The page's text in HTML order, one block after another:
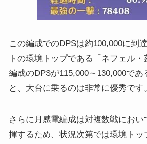
この編成でのDPSは約100,000に到
トの環境トップである「ネフェル・
編成のDPSが115,000～130,000であ
と、大台に乗るのは非常に優秀です。
さらに月感電編成は対複数戦におい
揮するため、状況次第では環境トッ